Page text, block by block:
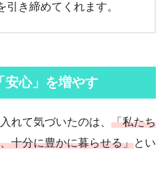
き締めてくれます。
安心」を増やす
れて気づいたのは、 「私たち
十分に豊かに暮らせる」とい